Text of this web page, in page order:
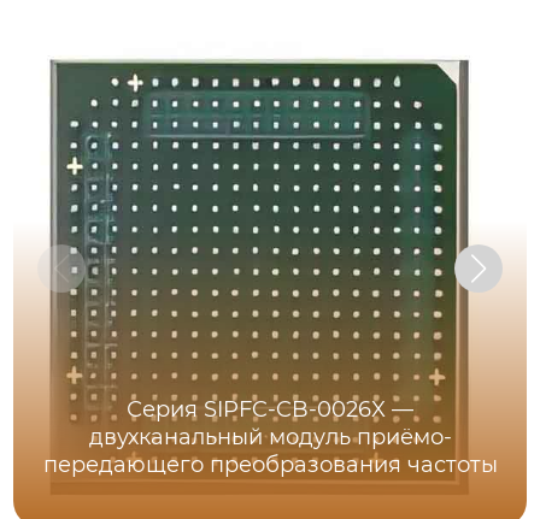
Серия SIPFC-CB-0026X —
двухканальный модуль приёмо-
передающего преобразования частоты